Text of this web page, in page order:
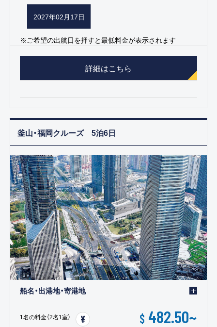
2027年02月17日
※ご希望の出航日を押すと最低料金が表示されます
詳細はこちら
釜山・福岡クルーズ 5泊6日
船名・出港地・寄港地
1名の料金（2名1室） $ 482.50~